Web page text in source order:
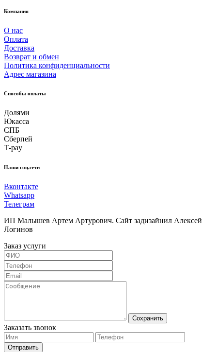
Компания
О нас
Оплата
Доставка
Возврат и обмен
Политика конфиденциальности
Адрес магазина
Способы оплаты
Долями
Юкасса
СПБ
Сберпей
Т-pay
Наши соц.сети
Вконтакте
Whatsapp
Телеграм
ИП Малышев Артем Артурович. Сайт задизайнил Алексей
Логинов
Заказ услуги
Сохранить
Заказать звонок
Отправить